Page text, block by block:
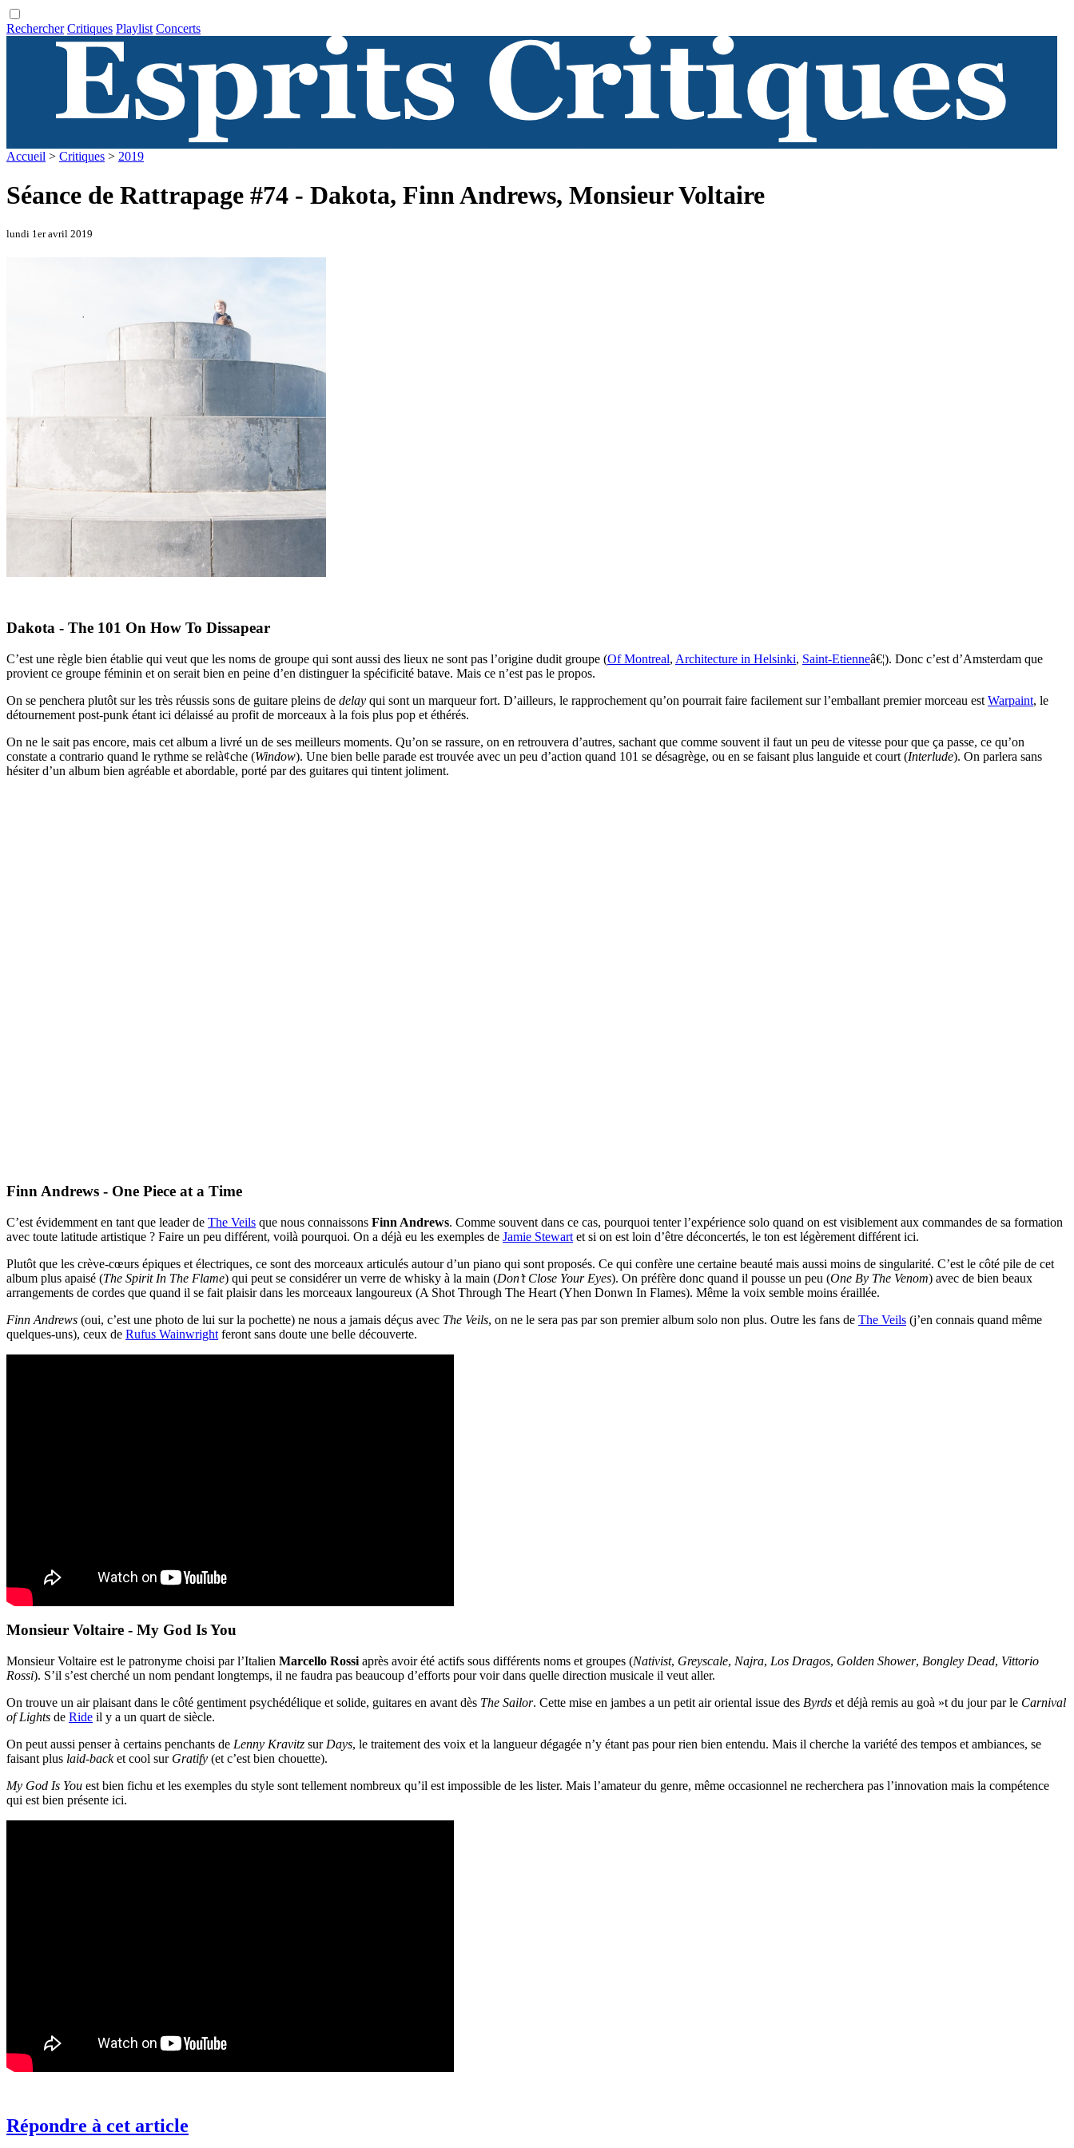
Rechercher Critiques Playlist Concerts
Accueil > Critiques > 2019
Séance de Rattrapage #74 - Dakota, Finn Andrews, Monsieur Voltaire
lundi 1er avril 2019
Dakota - The 101 On How To Dissapear
C’est une règle bien établie qui veut que les noms de groupe qui sont aussi des lieux ne sont pas l’origine dudit groupe (Of Montreal, Architecture in Helsinki, Saint-Etienneâ€¦). Donc c’est d’Amsterdam que
provient ce groupe féminin et on serait bien en peine d’en distinguer la spécificité batave. Mais ce n’est pas le propos.
On se penchera plutôt sur les très réussis sons de guitare pleins de delay qui sont un marqueur fort. D’ailleurs, le rapprochement qu’on pourrait faire facilement sur l’emballant premier morceau est Warpaint, le
détournement post-punk étant ici délaissé au profit de morceaux à la fois plus pop et éthérés.
On ne le sait pas encore, mais cet album a livré un de ses meilleurs moments. Qu’on se rassure, on en retrouvera d’autres, sachant que comme souvent il faut un peu de vitesse pour que ça passe, ce qu’on
constate a contrario quand le rythme se relà¢che (Window). Une bien belle parade est trouvée avec un peu d’action quand 101 se désagrège, ou en se faisant plus languide et court (Interlude). On parlera sans
hésiter d’un album bien agréable et abordable, porté par des guitares qui tintent joliment.
Finn Andrews - One Piece at a Time
C’est évidemment en tant que leader de The Veils que nous connaissons Finn Andrews. Comme souvent dans ce cas, pourquoi tenter l’expérience solo quand on est visiblement aux commandes de sa formation
avec toute latitude artistique ? Faire un peu différent, voilà pourquoi. On a déjà eu les exemples de Jamie Stewart et si on est loin d’être déconcertés, le ton est légèrement différent ici.
Plutôt que les crève-cœurs épiques et électriques, ce sont des morceaux articulés autour d’un piano qui sont proposés. Ce qui confère une certaine beauté mais aussi moins de singularité. C’est le côté pile de cet
album plus apaisé (The Spirit In The Flame) qui peut se considérer un verre de whisky à la main (Don’t Close Your Eyes). On préfère donc quand il pousse un peu (One By The Venom) avec de bien beaux
arrangements de cordes que quand il se fait plaisir dans les morceaux langoureux (A Shot Through The Heart (Yhen Donwn In Flames). Même la voix semble moins éraillée.
Finn Andrews (oui, c’est une photo de lui sur la pochette) ne nous a jamais déçus avec The Veils, on ne le sera pas par son premier album solo non plus. Outre les fans de The Veils (j’en connais quand même
quelques-uns), ceux de Rufus Wainwright feront sans doute une belle découverte.
Monsieur Voltaire - My God Is You
Monsieur Voltaire est le patronyme choisi par l’Italien Marcello Rossi après avoir été actifs sous différents noms et groupes (Nativist, Greyscale, Najra, Los Dragos, Golden Shower, Bongley Dead, Vittorio
Rossi). S’il s’est cherché un nom pendant longtemps, il ne faudra pas beaucoup d’efforts pour voir dans quelle direction musicale il veut aller.
On trouve un air plaisant dans le côté gentiment psychédélique et solide, guitares en avant dès The Sailor. Cette mise en jambes a un petit air oriental issue des Byrds et déjà remis au goà »t du jour par le Carnival
of Lights de Ride il y a un quart de siècle.
On peut aussi penser à certains penchants de Lenny Kravitz sur Days, le traitement des voix et la langueur dégagée n’y étant pas pour rien bien entendu. Mais il cherche la variété des tempos et ambiances, se
faisant plus laid-backet cool sur Gratify (et c’est bien chouette).
My God Is You est bien fichu et les exemples du style sont tellement nombreux qu’il est impossible de les lister. Mais l’amateur du genre, même occasionnel ne recherchera pas l’innovation mais la compétence
qui est bien présente ici.
Répondre à cet article